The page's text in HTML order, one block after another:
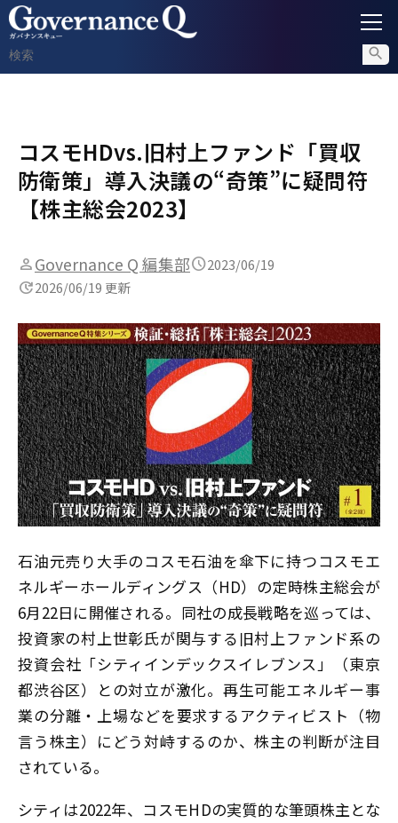
内部通報
コンプライアンス調査
不正対策
セミナー情報
コスモHDvs.旧村上ファンド「買収
防衛策」導入決議の“奇策”に疑問符
【株主総会2023】
Governance Q 編集部
2023/06/19
2026/06/19 更新
石油元売り大手のコスモ石油を傘下に持つコスモエ
ネルギーホールディングス（HD）の定時株主総会が
6月22日に開催される。同社の成長戦略を巡っては、
投資家の村上世彰氏が関与する旧村上ファンド系の
投資会社「シティインデックスイレブンス」（東京
都渋谷区）との対立が激化。再生可能エネルギー事
業の分離・上場などを要求するアクティビスト（物
言う株主）にどう対峙するのか、株主の判断が注目
されている。
シティは2022年、コスモHDの実質的な筆頭株主とな